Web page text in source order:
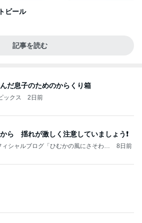
ビール
記事を読む
だ息子のためのからくり箱
ックス 2日前
ら 揺れが激しく注意していましょう❗️
ィシャルブログ「ひむかの風にさそわれ
8日前